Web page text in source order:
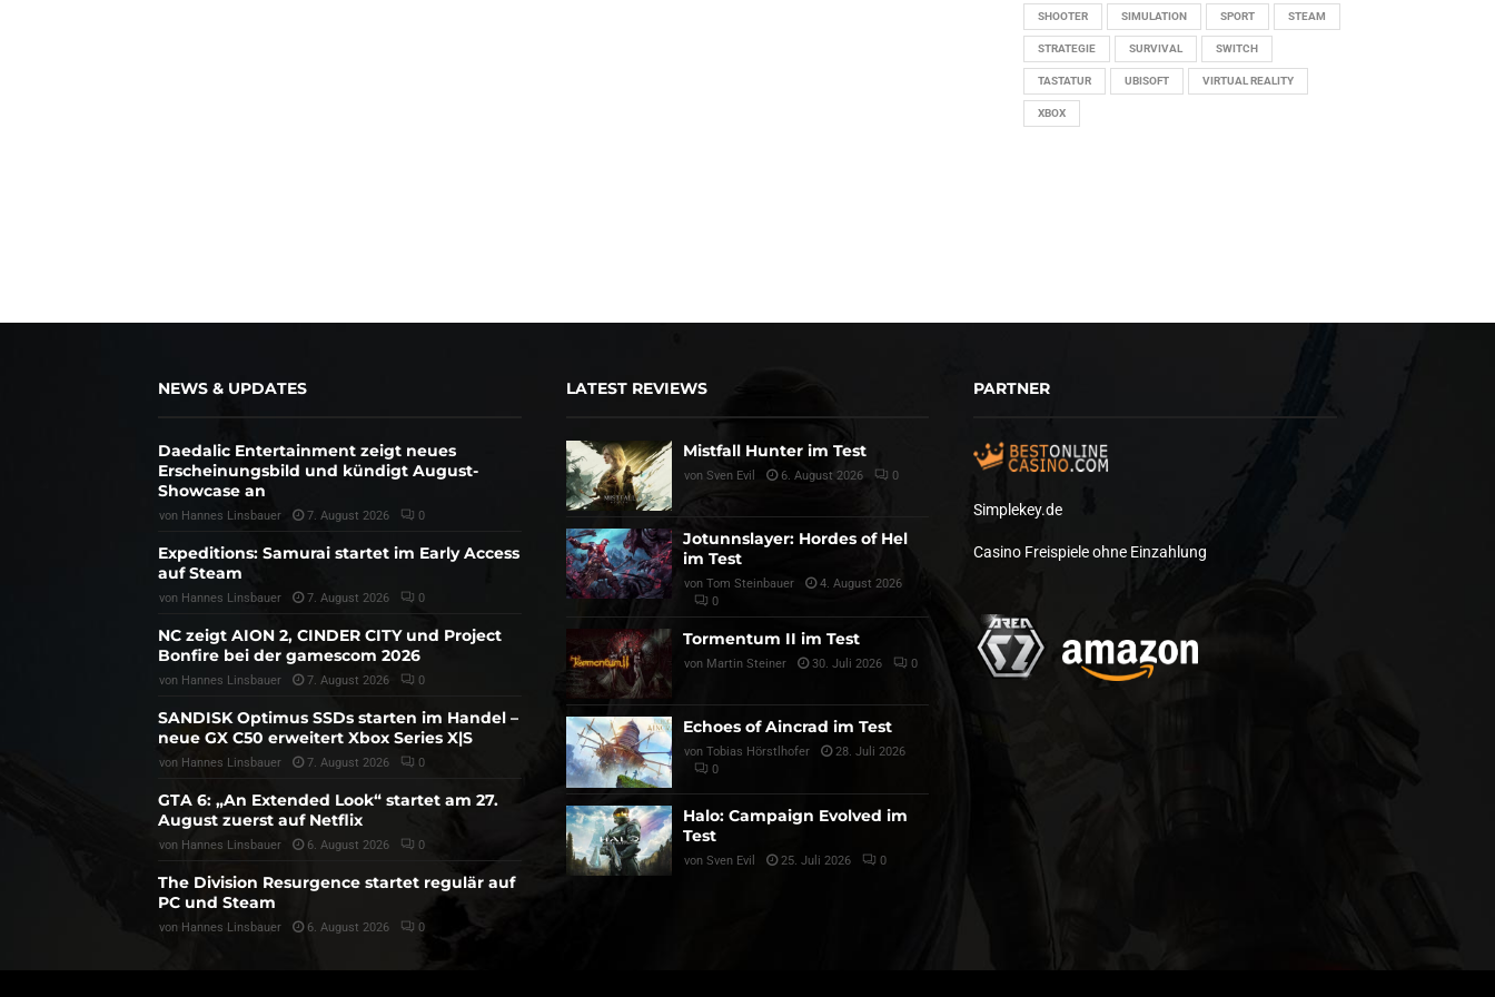
SHOOTER SIMULATION SPORT STEAM
STRATEGIE SURVIVAL SWITCH
TASTATUR UBISOFT VIRTUAL REALITY
XBOX
NEWS & UPDATES
Daedalic Entertainment zeigt neues
Erscheinungsbild und kündigt August-
Showcase an
von Hannes Linsbauer 7. August 2026 0
Expeditions: Samurai startet im Early Access
auf Steam
von Hannes Linsbauer 7. August 2026 0
NC zeigt AION 2, CINDER CITY und Project
Bonfire bei der gamescom 2026
von Hannes Linsbauer 7. August 2026 0
SANDISK Optimus SSDs starten im Handel –
neue GX C50 erweitert Xbox Series X|S
von Hannes Linsbauer 7. August 2026 0
GTA 6: „An Extended Look“ startet am 27.
August zuerst auf Netflix
von Hannes Linsbauer 6. August 2026 0
The Division Resurgence startet regulär auf
PC und Steam
von Hannes Linsbauer 6. August 2026 0
LATEST REVIEWS
Mistfall Hunter im Test
von Sven Evil 6. August 2026 0
Jotunnslayer: Hordes of Hel
im Test
von Tom Steinbauer
4. August 2026
0
Tormentum II im Test
von Martin Steiner 30. Juli 2026 0
Echoes of Aincrad im Test
von Tobias Hörstlhofer
28. Juli 2026
0
Halo: Campaign Evolved im
Test
von Sven Evil 25. Juli 2026 0
PARTNER
Simplekey.de
Casino Freispiele ohne Einzahlung